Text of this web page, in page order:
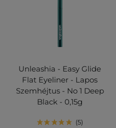
Unleashia - Easy Glide
Flat Eyeliner - Lapos
Szemhéjtus - No 1 Deep
Black - 0,15g
5